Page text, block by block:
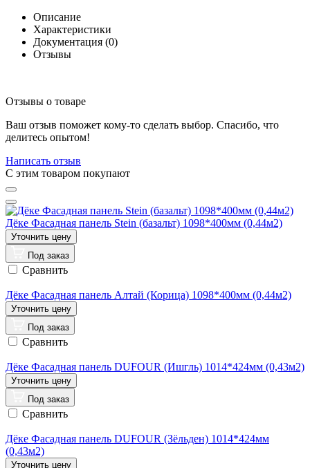
Описание
Характеристики
Документация (0)
Отзывы
Отзывы о товаре
Ваш отзыв поможет кому-то сделать выбор. Спасибо, что
делитесь опытом!
Написать отзыв
C этим товаром покупают
Дёке Фасадная панель Stein (базальт) 1098*400мм (0,44м2)
Под заказ
Сравнить
Дёке Фасадная панель Алтай (Корица) 1098*400мм (0,44м2)
Под заказ
Сравнить
Дёке Фасадная панель DUFOUR (Ишгль) 1014*424мм (0,43м2)
Под заказ
Сравнить
Дёке Фасадная панель DUFOUR (Зёльден) 1014*424мм
(0,43м2)